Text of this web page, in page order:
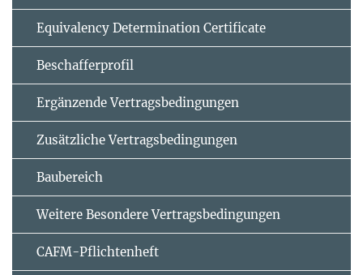
Equivalency Determination Certificate
Beschafferprofil
Ergänzende Vertrags­bedingungen
Zusätzliche Vertrags­bedingungen
Baubereich
Weitere Besondere Vertragsbedingungen
CAFM-Pflichtenheft